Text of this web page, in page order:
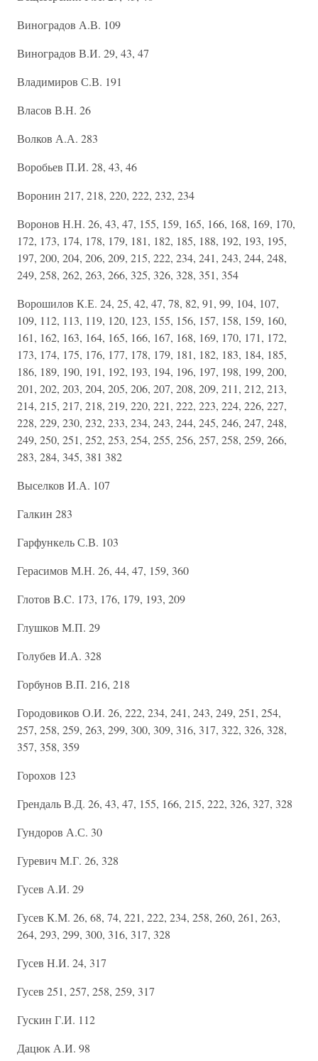
Виноградов А.В. 109
Виноградов В.И. 29, 43, 47
Владимиров С.В. 191
Власов В.Н. 26
Волков А.А. 283
Воробьев П.И. 28, 43, 46
Воронин 217, 218, 220, 222, 232, 234
Воронов Н.Н. 26, 43, 47, 155, 159, 165, 166, 168, 169, 170,
172, 173, 174, 178, 179, 181, 182, 185, 188, 192, 193, 195,
197, 200, 204, 206, 209, 215, 222, 234, 241, 243, 244, 248,
249, 258, 262, 263, 266, 325, 326, 328, 351, 354
Ворошилов К.Е. 24, 25, 42, 47, 78, 82, 91, 99, 104, 107,
109, 112, 113, 119, 120, 123, 155, 156, 157, 158, 159, 160,
161, 162, 163, 164, 165, 166, 167, 168, 169, 170, 171, 172,
173, 174, 175, 176, 177, 178, 179, 181, 182, 183, 184, 185,
186, 189, 190, 191, 192, 193, 194, 196, 197, 198, 199, 200,
201, 202, 203, 204, 205, 206, 207, 208, 209, 211, 212, 213,
214, 215, 217, 218, 219, 220, 221, 222, 223, 224, 226, 227,
228, 229, 230, 232, 233, 234, 243, 244, 245, 246, 247, 248,
249, 250, 251, 252, 253, 254, 255, 256, 257, 258, 259, 266,
283, 284, 345, 381 382
Выселков И.А. 107
Галкин 283
Гарфункель С.В. 103
Герасимов М.Н. 26, 44, 47, 159, 360
Глотов B.C. 173, 176, 179, 193, 209
Глушков М.П. 29
Голубев И.А. 328
Горбунов В.П. 216, 218
Городовиков О.И. 26, 222, 234, 241, 243, 249, 251, 254,
257, 258, 259, 263, 299, 300, 309, 316, 317, 322, 326, 328,
357, 358, 359
Горохов 123
Грендаль В.Д. 26, 43, 47, 155, 166, 215, 222, 326, 327, 328
Гундоров А.С. 30
Гуревич М.Г. 26, 328
Гусев А.И. 29
Гусев К.М. 26, 68, 74, 221, 222, 234, 258, 260, 261, 263,
264, 293, 299, 300, 316, 317, 328
Гусев Н.И. 24, 317
Гусев 251, 257, 258, 259, 317
Гускин Г.И. 112
Дацюк А.И. 98